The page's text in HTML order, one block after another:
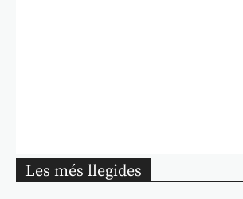
Les més llegides